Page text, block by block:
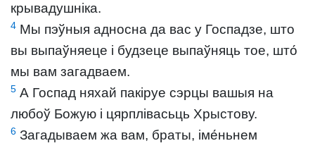
крывадушніка.
4 Мы пэўныя адносна да вас у Госпадзе, што
вы выпаўняеце і будзеце выпаўняць тое, што́
мы вам загадваем.
5 А Госпад няхай пакіруе сэрцы вашыя на
любоў Божую і цярплівасьць Хрыстову.
6 Загадываем жа вам, браты, іме́ньнем